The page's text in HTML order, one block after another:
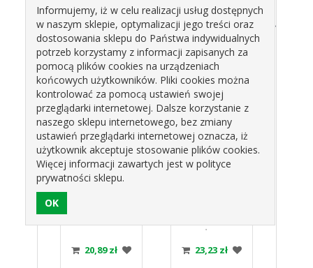
Skład: maltodekstryna, skrobia
modyfikowana kukurydziana, emulgator (E433), barwnik
(E133, E102), środek konserwujący (E202)
Gramatura: 7 g
Produkty pokrewne
OWOCOWA
KOLORÓW 1KG
DIJO
20,89 zł
CZEKOLADOWA KAKAOWA
PRĄŻKI 1KG
DIJO
23,23 zł
Informujemy, iż w celu realizacji usług dostępnych
w naszym sklepie, optymalizacji jego treści oraz
dostosowania sklepu do Państwa indywidualnych
potrzeb korzystamy z informacji zapisanych za
pomocą plików cookies na urządzeniach
końcowych użytkowników. Pliki cookies można
kontrolować za pomocą ustawień swojej
przeglądarki internetowej. Dalsze korzystanie z
naszego sklepu internetowego, bez zmiany
ustawień przeglądarki internetowej oznacza, iż
użytkownik akceptuje stosowanie plików cookies.
Więcej informacji zawartych jest w polityce
prywatności sklepu.